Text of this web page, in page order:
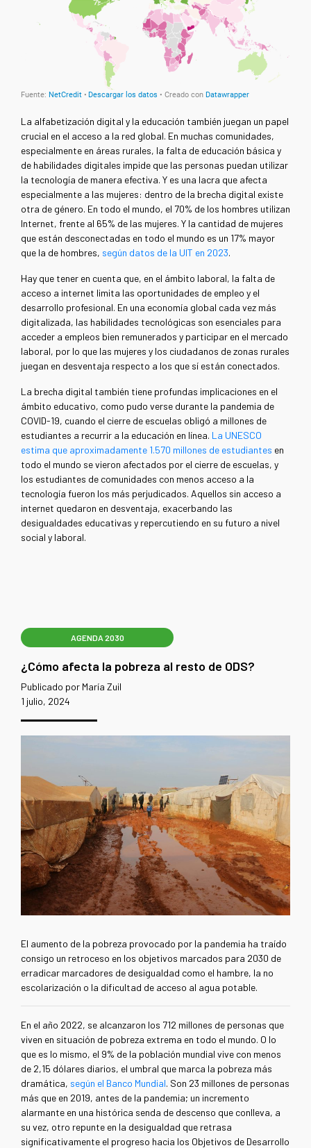
La alfabetización digital y la educación también juegan un papel
crucial en el acceso a la red global. En muchas comunidades,
especialmente en áreas rurales, la falta de educación básica y
de habilidades digitales impide que las personas puedan utilizar
la tecnología de manera efectiva. Y es una lacra que afecta
especialmente a las mujeres: dentro de la brecha digital existe
otra de género. En todo el mundo, el 70% de los hombres utilizan
Internet, frente al 65% de las mujeres. Y la cantidad de mujeres
que están desconectadas en todo el mundo es un 17% mayor
que la de hombres, según datos de la UIT en 2023.
Hay que tener en cuenta que, en el ámbito laboral, la falta de
acceso a internet limita las oportunidades de empleo y el
desarrollo profesional. En una economía global cada vez más
digitalizada, las habilidades tecnológicas son esenciales para
acceder a empleos bien remunerados y participar en el mercado
laboral, por lo que las mujeres y los ciudadanos de zonas rurales
juegan en desventaja respecto a los que sí están conectados.
La brecha digital también tiene profundas implicaciones en el
ámbito educativo, como pudo verse durante la pandemia de
COVID-19, cuando el cierre de escuelas obligó a millones de
estudiantes a recurrir a la educación en línea. La UNESCO
estima que aproximadamente 1.570 millones de estudiantes en
todo el mundo se vieron afectados por el cierre de escuelas, y
los estudiantes de comunidades con menos acceso a la
tecnología fueron los más perjudicados. Aquellos sin acceso a
internet quedaron en desventaja, exacerbando las
desigualdades educativas y repercutiendo en su futuro a nivel
social y laboral.
AGENDA 2030
¿Cómo afecta la pobreza al resto de ODS?
Publicado por María Zuil
1 julio, 2024
El aumento de la pobreza provocado por la pandemia ha traído
consigo un retroceso en los objetivos marcados para 2030 de
erradicar marcadores de desigualdad como el hambre, la no
escolarización o la dificultad de acceso al agua potable.
En el año 2022, se alcanzaron los 712 millones de personas que
viven en situación de pobreza extrema en todo el mundo. O lo
que es lo mismo, el 9% de la población mundial vive con menos
de 2,15 dólares diarios, el umbral que marca la pobreza más
dramática, según el Banco Mundial. Son 23 millones de personas
más que en 2019, antes de la pandemia; un incremento
alarmante en una histórica senda de descenso que conlleva, a
su vez, otro repunte en la desigualdad que retrasa
significativamente el progreso hacia los Objetivos de Desarrollo